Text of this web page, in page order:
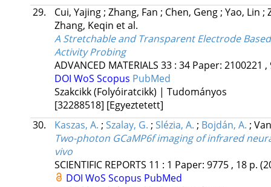
29.
Cui, Yajing; Zhang, Fan ; Chen, Geng; Yao, Lin ;
Zhang, Keqin et al.
A Stretchable and Transparent Electrode
Activity Probing
ADVANCED MATERIALS 33: 34 Paper: 2100221
DOI WoS Scopus PubMed
Szakcikk (Folyóiratcikk) | Tudományos
[32288518] [Egyeztetett]
30.
Kaszas, A. ; Szalay, G. ; Slézia, A. ; Bojdán, A. ;
Two-photon GCaMP6f imaging of infrared
vivo
SCIENTIFIC REPORTS 11 : 1 Paper: 9775 , 18 p.
DOI WoS Scopus PubMed